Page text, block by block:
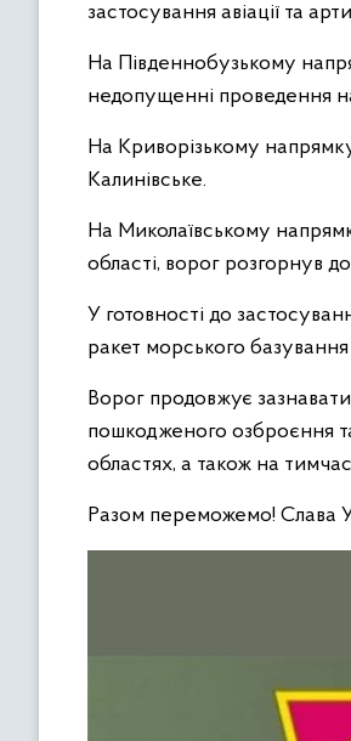
застосування авіації та
На Південнобузькому
недопущенні проведення
На Криворізькому
Калинівське.
На Миколаївському
області, ворог розгорнув
У готовності до
ракет морського базування
Ворог продовжує
пошкодженого озброєння
областях, а також на
Разом переможемо! Слава